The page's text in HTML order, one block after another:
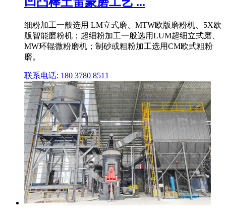
细粉加工一般选用 LM立式磨、MTW欧版磨粉机、5X欧
版智能磨粉机；超细粉加工一般选用LUM超细立式磨、
MW环辊微粉磨机；制砂或粗粉加工选用CM欧式粗粉
磨。
联系电话: 180 3780 8511